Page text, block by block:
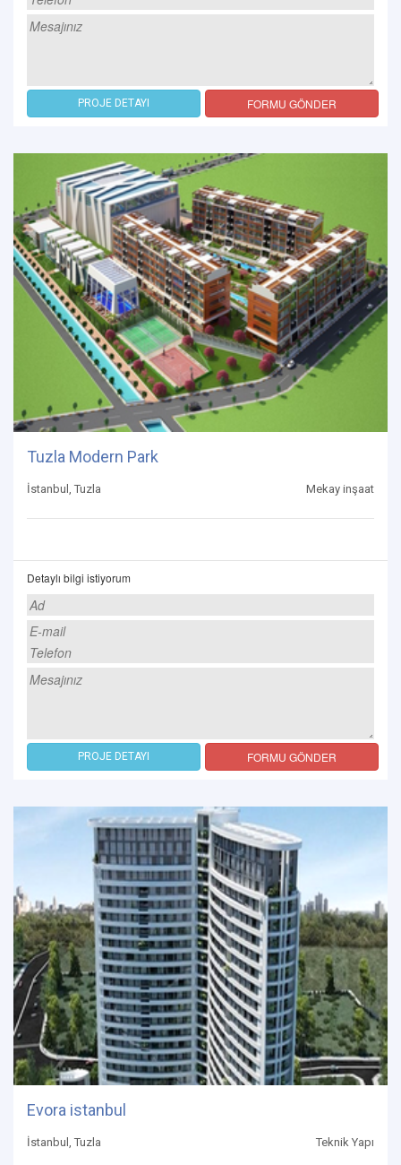
PROJE DETAYI FORMU GÖNDER
Tuzla Modern Park
İstanbul, Tuzla Mekay inşaat
Detaylı bilgi istiyorum
PROJE DETAYI FORMU GÖNDER
Evora istanbul
İstanbul, Tuzla Teknik Yapı